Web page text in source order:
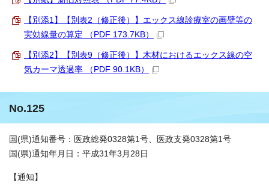
【別添1】【別表2（修正後）】エックス線診療室の画壁等の
実効線量の算定 （PDF 173.7KB）
【別添2】【別表9（修正後）】木材におけるエックス線の空
気カーマ透過率 （PDF 90.1KB）
No.125
国(県)通知番号：医政総発0328第1号、医政支発0328第1号
国(県)通知年月日：平成31年3月28日
【通知】